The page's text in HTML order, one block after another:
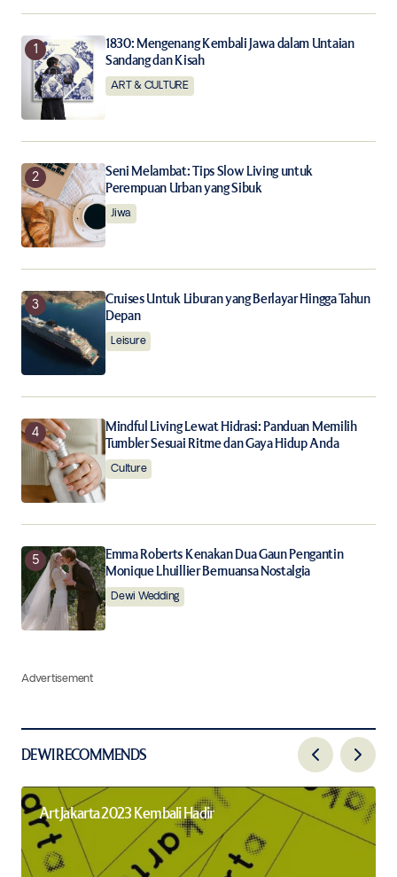
Your E-mail*
Save my name, email, and website in this browser for
the next time I comment.
Notify me of new posts by email.
Submit Comment
1830: Mengenang Kembali Jawa dalam Untaian
Sandang dan Kisah
ART & CULTURE
Seni Melambat: Tips Slow Living untuk
Perempuan Urban yang Sibuk
Jiwa
Cruises Untuk Liburan yang Berlayar Hingga Tahun
Depan
Leisure
Mindful Living Lewat Hidrasi: Panduan Memilih
Tumbler Sesuai Ritme dan Gaya Hidup Anda
Culture
Emma Roberts Kenakan Dua Gaun Pengantin
Monique Lhuillier Bernuansa Nostalgia
Dewi Wedding
Advertisement
DEWI RECOMMENDS
Art Jakarta 2023 Kembali Hadir